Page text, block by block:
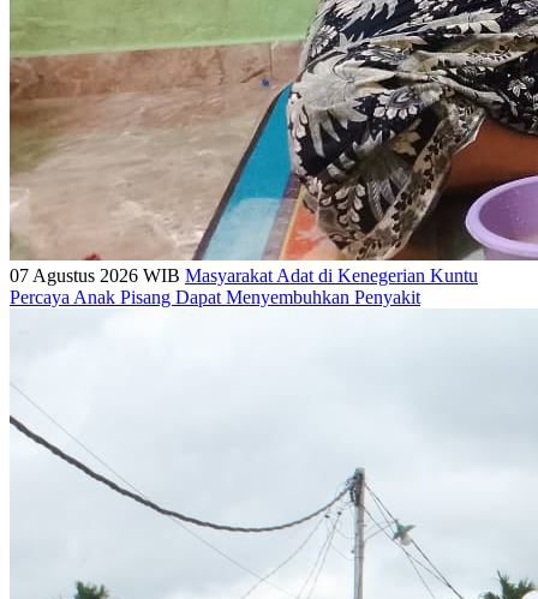
07 Agustus 2026 WIB Masyarakat Adat di Kenegerian Kuntu
Percaya Anak Pisang Dapat Menyembuhkan Penyakit